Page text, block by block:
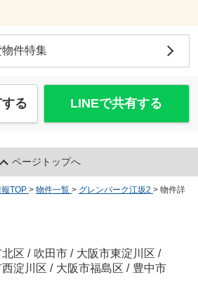
件特集
る LINEで共有する
ページトップへ
TOP > 物件一覧 > グレンパーク江坂2 > 物件詳
区 / 吹田市 / 大阪市東淀川区 /
淀川区 / 大阪市福島区 / 豊中市